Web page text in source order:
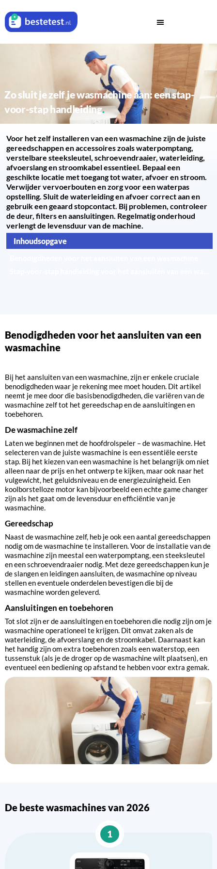
Zo sluit je zelf je wasmachine aan: een stap-
voor-stap handleiding
Voor het zelf installeren van een wasmachine zijn de juiste
gereedschappen en accessoires zoals waterpomptang,
verstelbare steeksleutel, schroevendraaier, waterleiding,
afvoerslang en stroomkabel essentieel. Bepaal een
geschikte locatie met toegang tot water, afvoer en stroom.
Verwijder vervoerbouten en zorg voor een waterpas
opstelling. Sluit de waterleiding en afvoer correct aan en
gebruik een geaard stopcontact. Bij problemen, controleer
de deur, filters en aansluitingen. Regelmatig onderhoud
verlengt de levensduur van de machine.
Inhoudsopgave
Benodigdheden voor het aansluiten van een
wasmachine
Bij het aansluiten van een wasmachine, zijn er enkele cruciale
benodigdheden waar je rekening mee moet houden. Dit artikel
neemt je mee door die basisbenodigdheden, die variëren van de
wasmachine zelf tot het gereedschap en de aansluitingen en
toebehoren.
De wasmachine zelf
Laten we beginnen met de hoofdrolspeler – de wasmachine. Het
selecteren van de juiste wasmachine is een essentiële eerste
stap. Bij het kiezen van een wasmachine is het belangrijk om niet
alleen naar de prijs en het ontwerp te kijken, maar ook naar het
vulgewicht, het geluidsniveau en de energiezuinigheid. Een
koolborstelloze motor kan bijvoorbeeld een echte game changer
zijn als het gaat om de levensduur en efficiëntie van je
wasmachine.
Gereedschap
Naast de wasmachine zelf, heb je ook een aantal gereedschappen
nodig om de wasmachine te installeren. Voor de installatie van de
wasmachine zijn meestal een waterpomptang, een steeksleutel
en een schroevendraaier nodig. Met deze gereedschappen kun je
de slangen en leidingen aansluiten, de wasmachine op niveau
stellen en eventuele onderdelen bevestigen die bij de
wasmachine worden geleverd.
Aansluitingen en toebehoren
Tot slot zijn er de aansluitingen en toebehoren die nodig zijn om je
wasmachine operationeel te krijgen. Dit omvat zaken als de
waterleiding, de afvoerslang en de stroomkabel. Daarnaast kan
het handig zijn om extra toebehoren zoals een waterstop, een
tussenstuk (als je de droger op de wasmachine wilt plaatsen), en
eventueel een bediening op afstand te hebben voor extra gemak.
De beste wasmachines van 2026
1